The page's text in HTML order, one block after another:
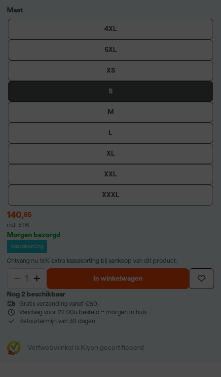
Maat
4XL
5XL
XS
S
M
L
XL
XXL
XXXL
140,85
incl. BTW
Morgen bezorgd
Kassakorting
Ontvang nu 15% extra kassakorting bij aankoop van dit product.
In winkelwagen
Nog 2 beschikbaar
Gratis verzending vanaf €50,-
Vandaag voor 22:00u besteld = morgen in huis
Retourtermijn van 30 dagen
Verfwebwinkel is Kiyoh gecertificeerd